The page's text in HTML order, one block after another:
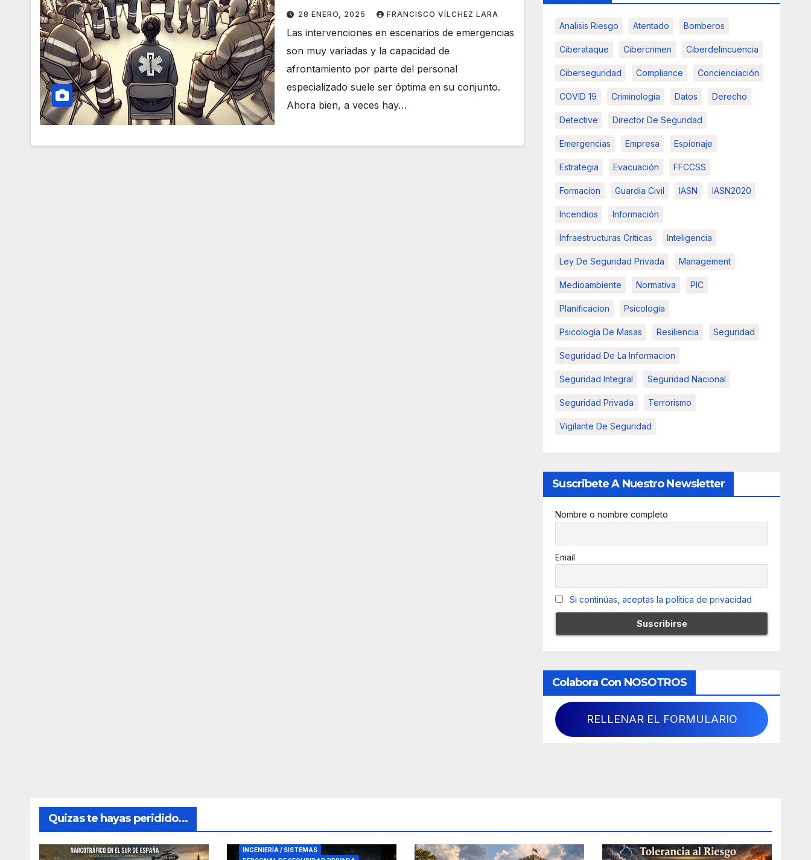
Debriefing?
28 ENERO, 2025 FRANCISCO VÍLCHEZ LARA
Las intervenciones en escenarios de emergencias
son muy variadas y la capacidad de
afrontamiento por parte del personal
especializado suele ser óptima en su conjunto.
Ahora bien, a veces hay…
Analisis Riesgo Atentado Bomberos
Ciberataque Cibercrimen Ciberdelincuencia
Ciberseguridad Compliance Concienciación
COVID 19 Criminologia Datos Derecho
Detective Director De Seguridad
Emergencias Empresa Espionaje
Estrategia Evacuación FFCCSS
Formacion Guardia Civil IASN IASN2020
Incendios Información
Infraestructuras Críticas Inteligencia
Ley De Seguridad Privada Management
Medioambiente Normativa PIC
Planificacion Psicologia
Psicología De Masas Resiliencia Seguridad
Seguridad De La Informacion
Seguridad Integral Seguridad Nacional
Seguridad Privada Terrorismo
Vigilante De Seguridad
Suscribete A Nuestro Newsletter
Nombre o nombre completo
Email
Si continúas, aceptas la política de privacidad
Colabora Con NOSOTROS
RELLENAR EL FORMULARIO
Quizas te hayas peridido...
INGENIERÍA / SISTEMAS